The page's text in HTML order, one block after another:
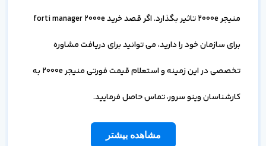
منیجر 2000e تاثیر بگذارد. اگر قصد خرید forti manager 2000e
برای سازمان خود را دارید، می توانید برای دریافت مشاوره
تخصصی در این زمینه و استعلام قیمت فورتی منیجر 2000e به
کارشناسان وینو سرور، تماس حاصل فرمایید.
مشاهده بیشتر